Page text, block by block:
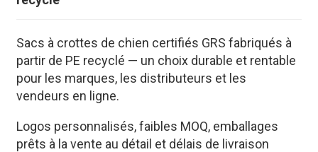
Sacs à crottes de chien certifiés GRS fabriqués à
partir de PE recyclé — un choix durable et rentable
pour les marques, les distributeurs et les
vendeurs en ligne.
Logos personnalisés, faibles MOQ, emballages
prêts à la vente au détail et délais de livraison